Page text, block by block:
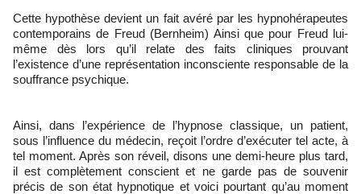
Cette hypothèse devient un fait avéré par les hypnohérapeutes
contemporains de Freud (Bernheim) Ainsi que pour Freud lui-
même dès lors qu’il relate des faits cliniques prouvant
l’existence d’une représentation inconsciente responsable de la
souffrance psychique.
Ainsi, dans l’expérience de l’hypnose classique, un patient,
sous l’influence du médecin, reçoit l’ordre d’exécuter tel acte, à
tel moment. Après son réveil, disons une demi-heure plus tard,
il est complètement conscient et ne garde pas de souvenir
précis de son état hypnotique et voici pourtant qu’au moment